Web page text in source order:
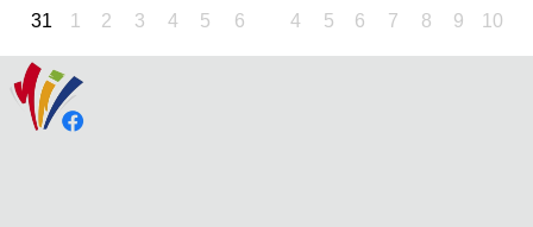
31
1 2 3 4 5 6
4
5 6 7 8 9 10